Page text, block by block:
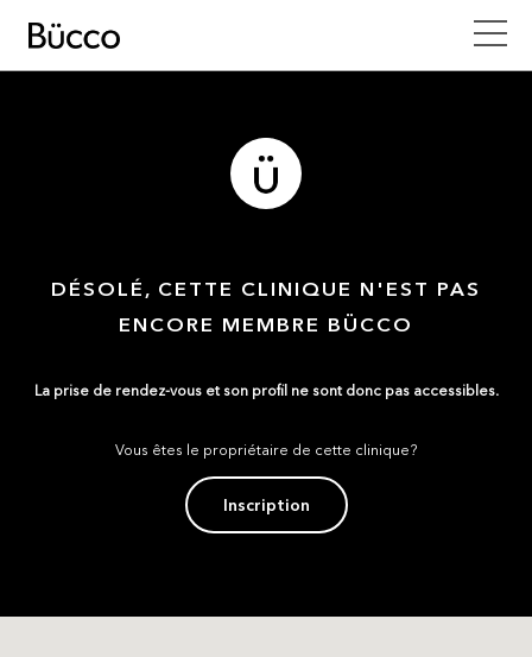
DÉSOLÉ, CETTE CLINIQUE N'EST PAS
ENCORE MEMBRE BÜCCO
La prise de rendez-vous et son profil ne sont donc pas accessibles.
Vous êtes le propriétaire de cette clinique?
Inscription